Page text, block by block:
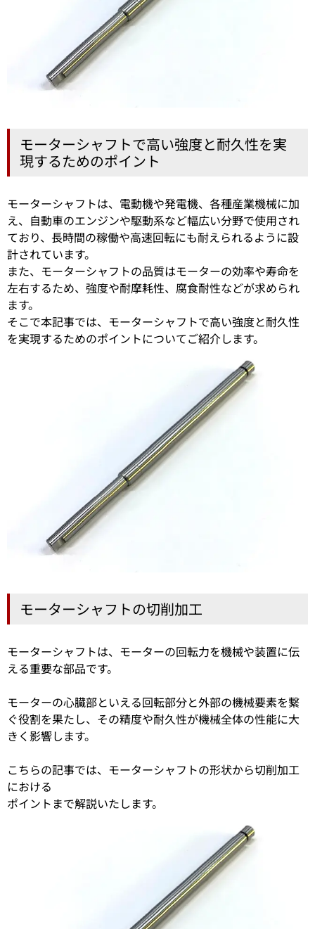
モーターシャフトで高い強度と耐久性を実
現するためのポイント
モーターシャフトは、電動機や発電機、各種産業機械に加
え、自動車のエンジンや駆動系など幅広い分野で使用され
ており、長時間の稼働や高速回転にも耐えられるように設
計されています。
また、モーターシャフトの品質はモーターの効率や寿命を
左右するため、強度や耐摩耗性、腐食耐性などが求められ
ます。
そこで本記事では、モーターシャフトで高い強度と耐久性
を実現するためのポイントについてご紹介します。
モーターシャフトの切削加工
モーターシャフトは、モーターの回転力を機械や装置に伝
える重要な部品です。
モーターの心臓部といえる回転部分と外部の機械要素を繋
ぐ役割を果たし、その精度や耐久性が機械全体の性能に大
きく影響します。
こちらの記事では、モーターシャフトの形状から切削加工
における
ポイントまで解説いたします。